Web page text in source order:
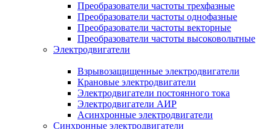
Преобразователи частоты трехфазные
Преобразователи частоты однофазные
Преобразователи частоты векторные
Преобразователи частоты высоковольтные
Электродвигатели
Взрывозащищенные электродвигатели
Крановые электродвигатели
Электродвигатели постоянного тока
Электродвигатели АИР
Асинхронные электродвигатели
Синхронные электродвигатели